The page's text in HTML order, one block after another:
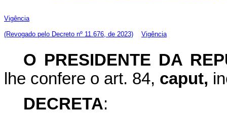
Vigência
(Revogado pelo Decreto nº 11.676, de 2023) Vigência
O PRESIDENTE DA
lhe confere o art. 84, caput,
DECRETA: